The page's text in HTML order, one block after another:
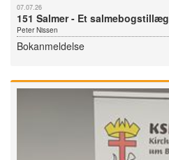
07.07.26
151 Salmer - Et salmebogstillæg
Peter Nissen
Bokanmeldelse